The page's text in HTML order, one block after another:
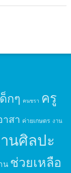
กๆ คนชรา ครู
สา ค่ายเกษตร งาน
นศิลปะ
น ช่วยเหลือ